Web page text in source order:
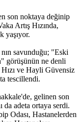
son noktaya değinip
Artış Hızında,
yaşıyor.
savunduğu; "Eski
görüşünün ne denli
ve Hayli Güvensiz
tescillendi.
gelinen son
da adeta ortaya serdi.
Odası, Hastanelerden